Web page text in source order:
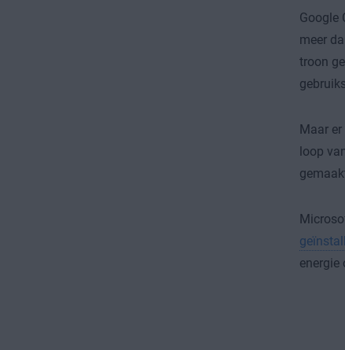
Google
meer
troon
Maar
loop
energie